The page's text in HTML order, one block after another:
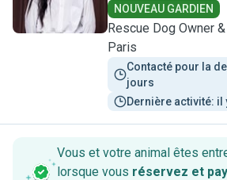
NOUVEAU GARDIEN
Rescue Dog Owner
Paris
Contacté pour la
jours
Dernière activité: il
Vous et votre animal êtes
lorsque vous réservez et